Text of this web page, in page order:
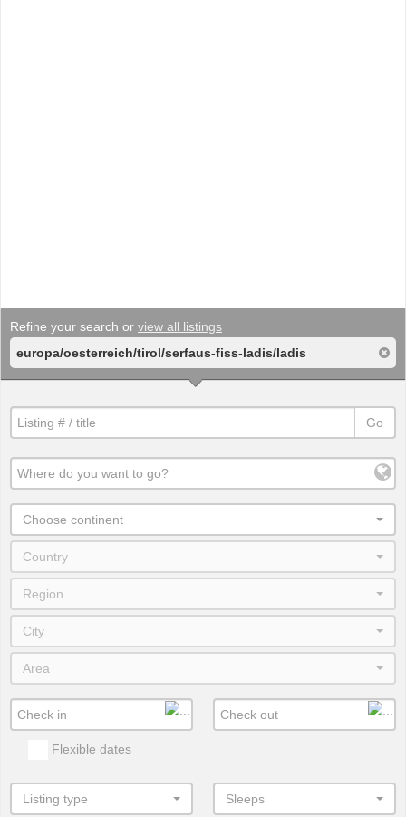
Refine your search or view all listings
europa/oesterreich/tirol/serfaus-fiss-ladis/ladis
Go
Choose continent
Country
Region
City
Area
Flexible dates
Listing type Sleeps